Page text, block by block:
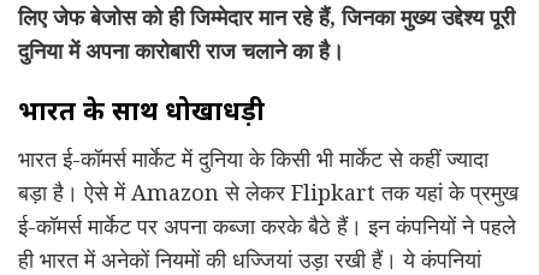
लिए जेफ बेजोस को ही जिम्मेदार मान रहे हैं, जिनका मुख्य उद्देश्य पूरी
दुनिया में अपना कारोबारी राज चलाने का है।
भारत के साथ धोखाधड़ी
भारत ई-कॉमर्स मार्केट में दुनिया के किसी भी मार्केट से कहीं ज्यादा
बड़ा है। ऐसे में Amazon से लेकर Flipkart तक यहां के प्रमुख
ई-कॉमर्स मार्केट पर अपना कब्जा करके बैठे हैं। इन कंपनियों ने पहले
ही भारत में अनेकों नियमों की धज्जियां उड़ा रखी हैं। ये कंपनियां